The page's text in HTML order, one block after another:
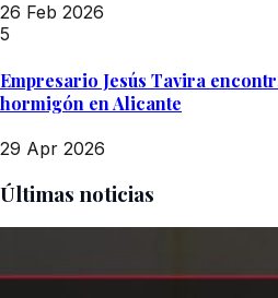
26 Feb 2026
5
Empresario Jesús Tavira
hormigón en Alicante
29 Apr 2026
Últimas noticias